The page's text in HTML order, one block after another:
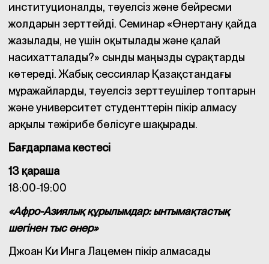
институционалды, тәуелсіз және бейресми
жолдарын зерттейді. Семинар «Өнертану қайда
жазылады, не үшін оқытылады және қалай
насихатталады?» сынды маңызды сұрақтарды
көтереді. Жабық сессиялар Қазақстандағы
мұражайларды, тәуелсіз зерттеушілер топтарын
және университет студенттерін пікір алмасу
арқылы тәжірибе бөлісуге шақырады.
Бағдарлама кестесі
13 қараша
18:00-19:00
«Афро-Азиялық құрылымдар: ынтымақтастық
шегінен тыс өнер»
Джоан Ки Инга Лацемен пікір алмасады